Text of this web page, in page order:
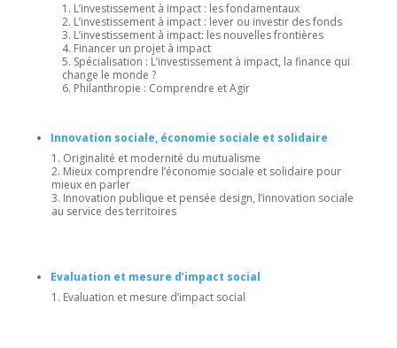
L’investissement à impact : les fondamentaux
L’investissement à impact : lever ou investir des fonds
L’investissement à impact: les nouvelles frontières
Financer un projet à impact
Spécialisation : L’investissement à impact, la finance qui
change le monde ?
Philanthropie : Comprendre et Agir
Innovation sociale, économie sociale et solidaire
Originalité et modernité du mutualisme
Mieux comprendre l’économie sociale et solidaire pour
mieux en parler
Innovation publique et pensée design, l’innovation sociale
au service des territoires
Evaluation et mesure d’impact social
Evaluation et mesure d’impact social